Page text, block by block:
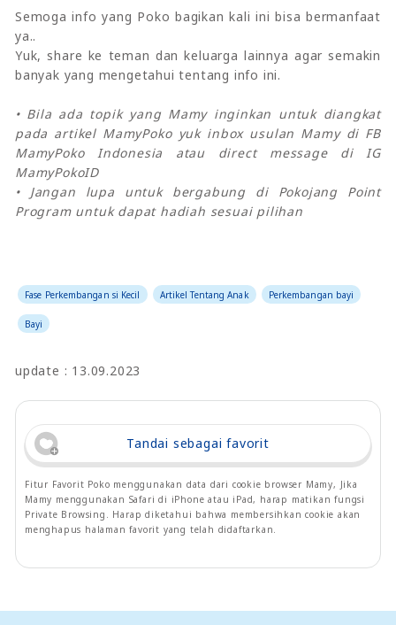
Semoga info yang Poko bagikan kali ini bisa bermanfaat
ya..
Yuk, share ke teman dan keluarga lainnya agar semakin
banyak yang mengetahui tentang info ini.
• Bila ada topik yang Mamy inginkan untuk diangkat
pada artikel MamyPoko yuk inbox usulan Mamy di FB
MamyPoko Indonesia atau direct message di IG
MamyPokoID
• Jangan lupa untuk bergabung di Pokojang Point
Program untuk dapat hadiah sesuai pilihan
Fase Perkembangan si Kecil Artikel Tentang Anak Perkembangan bayi
Bayi
update : 13.09.2023
Tandai sebagai favorit
Fitur Favorit Poko menggunakan data dari cookie browser Mamy, Jika
Mamy menggunakan Safari di iPhone atau iPad, harap matikan fungsi
Private Browsing. Harap diketahui bahwa membersihkan cookie akan
menghapus halaman favorit yang telah didaftarkan.